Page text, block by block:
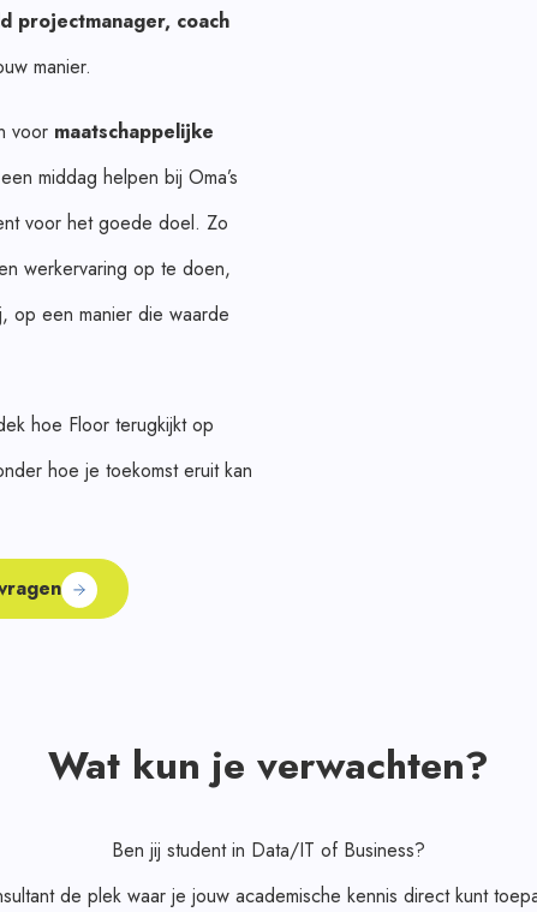
projectmanager, coach
manier.
voor maatschappelijke
middag helpen bij Oma’s
voor het goede doel. Zo
werkervaring op te doen,
op een manier die waarde
hoe Floor terugkijkt op
hoe je toekomst eruit kan
Wat kun je verwachten?
Ben jij student in Data/IT of Business?
de plek waar je jouw academische kennis direct kunt